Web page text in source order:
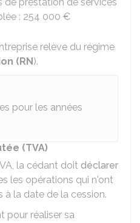
: 254 000 €
relève du régime
(RN).
pour les années
(TVA)
la cédant doit déclarer
les opérations qui n'ont
à la date de la cession.
pour réaliser sa